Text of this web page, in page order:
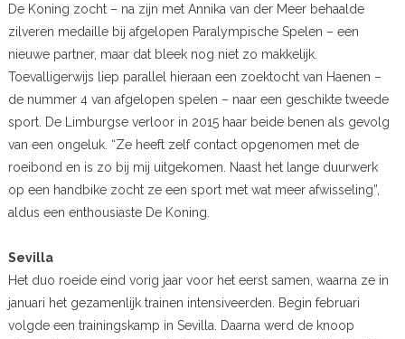
De Koning zocht – na zijn met Annika van der Meer behaalde
zilveren medaille bij afgelopen Paralympische Spelen – een
nieuwe partner, maar dat bleek nog niet zo makkelijk.
Toevalligerwijs liep parallel hieraan een zoektocht van Haenen –
de nummer 4 van afgelopen spelen – naar een geschikte tweede
sport. De Limburgse verloor in 2015 haar beide benen als gevolg
van een ongeluk. “Ze heeft zelf contact opgenomen met de
roeibond en is zo bij mij uitgekomen. Naast het lange duurwerk
op een handbike zocht ze een sport met wat meer afwisseling”,
aldus een enthousiaste De Koning.
Sevilla
Het duo roeide eind vorig jaar voor het eerst samen, waarna ze in
januari het gezamenlijk trainen intensiveerden. Begin februari
volgde een trainingskamp in Sevilla. Daarna werd de knoop